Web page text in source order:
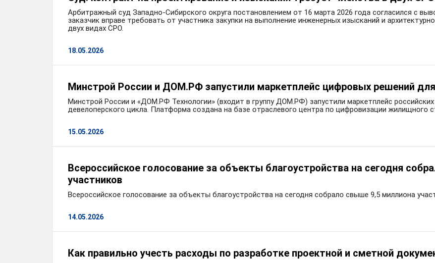
Арбитражный суд Западно-Сибирского округа постановлением от 16 марта 2026 года согласился с
заказчик вправе требовать от участника закупки на выполнение инженерных изысканий и
двух видах СРО.
18.05.2026
Минстрой России и ДОМ.РФ запустили маркетплейс цифровых решений
Минстрой России и «ДОМ.РФ Технологии» (входит в группу ДОМ.РФ) запустили маркетплейс
девелоперского цикла. Платформа создана на базе отраслевого центра по цифровизации жилищного
15.05.2026
Всероссийское голосование за объекты благоустройства на сегодня
участников
Всероссийское голосование за объекты благоустройства на сегодня собрало свыше 9,5 миллиона
14.05.2026
Как правильно учесть расходы по разработке проектной и сметной